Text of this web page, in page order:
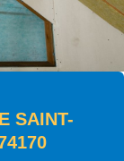
SAINT-